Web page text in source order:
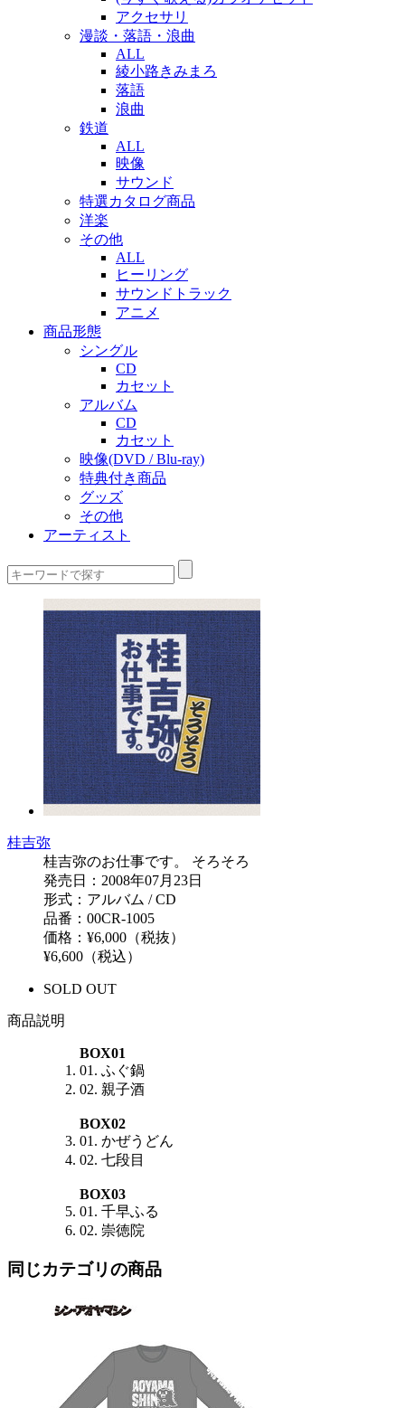
アクセサリ
漫談・落語・浪曲
ALL
綾小路きみまろ
落語
浪曲
鉄道
ALL
映像
サウンド
特選カタログ商品
洋楽
その他
ALL
ヒーリング
サウンドトラック
アニメ
商品形態
シングル
CD
カセット
アルバム
CD
カセット
映像(DVD / Blu-ray)
特典付き商品
グッズ
その他
アーティスト
桂吉弥
桂吉弥のお仕事です。 そろそろ
発売日：2008年07月23日
形式：アルバム / CD
品番：00CR-1005
価格：¥6,000（税抜）
¥6,600（税込）
SOLD OUT
商品説明
BOX01
01. ふぐ鍋
02. 親子酒
BOX02
01. かぜうどん
02. 七段目
BOX03
01. 千早ふる
02. 崇徳院
同じカテゴリの商品